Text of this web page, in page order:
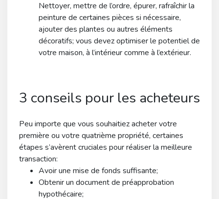
Nettoyer, mettre de l’ordre, épurer, rafraîchir la
peinture de certaines pièces si nécessaire,
ajouter des plantes ou autres éléments
décoratifs; vous devez optimiser le potentiel de
votre maison, à l’intérieur comme à l’extérieur.
3 conseils pour les acheteurs
Peu importe que vous souhaitiez acheter votre
première ou votre quatrième propriété, certaines
étapes s’avèrent cruciales pour réaliser la meilleure
transaction:
Avoir une mise de fonds suffisante;
Obtenir un document de préapprobation
hypothécaire;